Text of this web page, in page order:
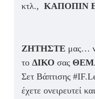
κτλ., ΚΑΠΟΠΙΝ
ΖΗΤΗΣΤΕ μας…
το ΔΙΚΟ σας
Σετ Βάπτισης
έχετε ονειρευτεί